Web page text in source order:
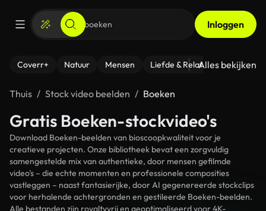
Inloggen
Coverr+ Natuur Mensen Liefde & Relaties - Fitness
Alles bekijken
Thuis Stock video beelden Boeken
Gratis Boeken-stockvideo's
Download Boeken-beelden van bioscoopkwaliteit voor je
creatieve projecten. Onze bibliotheek bevat een zorgvuldig
samengestelde mix van authentieke, door mensen gefilmde
video's – die echte momenten en professionele composities
vastleggen – naast fantasierijke, door AI gegenereerde stockclips
voor herhalende achtergronden en gestileerde Boeken-beelden.
Alle bestanden zijn royaltyvrij en geoptimaliseerd voor 4K-